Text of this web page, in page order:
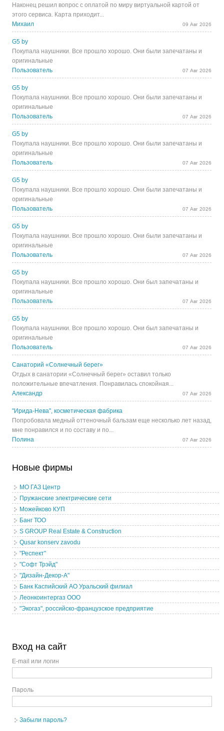
Наконец решил вопрос с оплатой по миру виртуальной картой от
этого сервиса. Карта приходит...
Михаил
09 Авг 2026
G5 by
Покупала наушники. Все прошло хорошо. Они были запечатаны и
оригинальные
Пользователь
07 Авг 2026
G5 by
Покупала наушники. Все прошло хорошо. Они были запечатаны и
оригинальные
Пользователь
07 Авг 2026
G5 by
Покупала наушники. Все прошло хорошо. Они были запечатаны и
оригинальные
Пользователь
07 Авг 2026
G5 by
Покупала наушники. Все прошло хорошо. Они были запечатаны и
оригинальные
Пользователь
07 Авг 2026
G5 by
Покупала наушники. Все прошло хорошо. Они были запечатаны и
оригинальные
Пользователь
07 Авг 2026
G5 by
Покупала наушники. Все прошло хорошо. Они был запечатаны и
оригинальные
Пользователь
07 Авг 2026
G5 by
Покупала наушники. Все прошло хорошо. Они был запечатаны и
оригинальные
Пользователь
07 Авг 2026
Санаторий «Солнечный берег»
Отдых в санатории «Солнечный берег» оставил только
положительные впечатления. Понравилась спокойная...
Александр
07 Авг 2026
"Ирида-Нева", косметическая фабрика
Попробовала медный оттеночный бальзам еще несколько лет назад,
мне понравился и по составу и по...
Полина
07 Авг 2026
Новые фирмы
МО ГАЗ Центр
Пружанские электрические сети
Можейково КУП
Банг ТОО
S GROUP Real Estate & Construction
Qusar konserv zavodu
"Респект"
"Софт Трэйд"
"Дизайн-Декор-А"
Банк Каспийский АО Уральский филиал
Леонкоинтергаз ООО
"Экогаз", российско-французское предприятие
Вход на сайт
E-mail или логин
Пароль
Забыли пароль?